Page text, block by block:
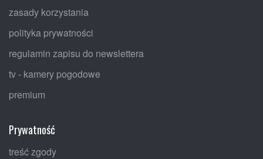
zasady korzystania
polityka prywatności
regulamin zapisu do newslettera
tv - kamery pogodowe
premium
Prywatność
treść zgody